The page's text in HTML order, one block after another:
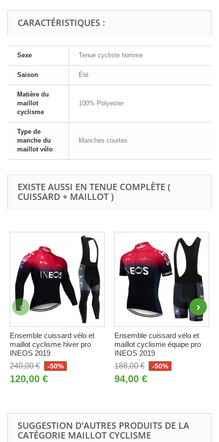
CARACTÉRISTIQUES :
Sexe Tenue cycliste homme
Saison Été
Matière du
maillot
cyclisme
100% Polyester
Type de
manche du
maillot vélo
Manches courtes
EXISTE AUSSI EN TENUE COMPLÈTE (
CUISSARD + MAILLOT )
Ensemble cuissard vélo et
maillot cyclisme hiver pro
INEOS 2019
240,00 €
-50%
120,00 €
Ensemble cuissard vélo et
maillot cyclisme équipe pro
INEOS 2019
188,00 €
-50%
94,00 €
SUGGESTION D'AUTRES PRODUITS DE LA
CATÉGORIE MAILLOT CYCLISME